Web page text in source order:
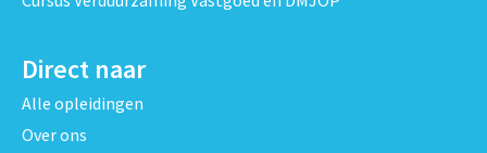
Direct naar
Alle opleidingen
Over ons